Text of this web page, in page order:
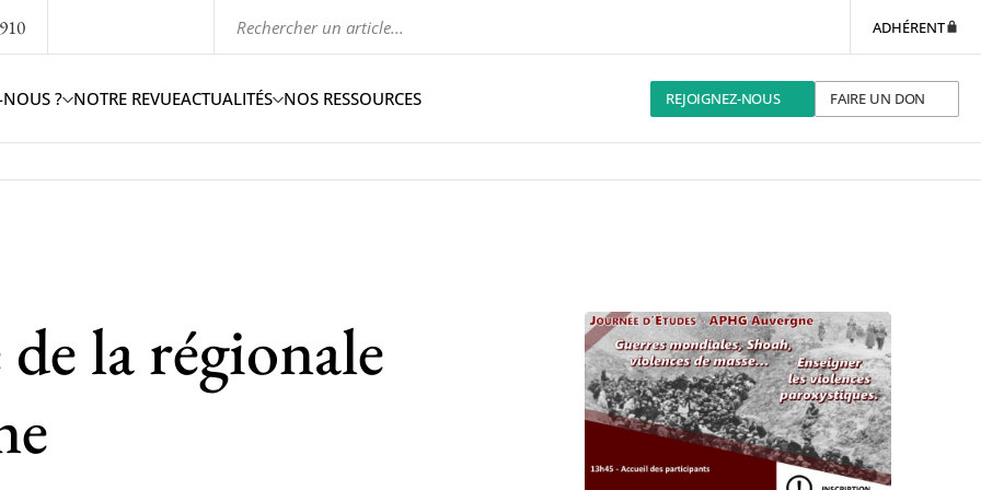
ADHÉRENT
? NOTRE REVUEACTUALITÉS NOS RESSOURCES REJOIGNEZ-NOUS FAIRE UN DON
la régionale